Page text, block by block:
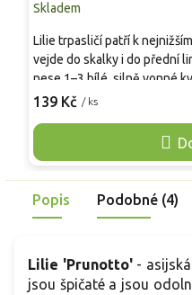
Skladem
139 Kč / ks
Lilie trpasličí patří k
vejde do skalky i do přední
nese 1–3 bílé, silně vonné
purpurovým rubem. Oproti
posezení. Nejlépe vyniká ve
květináči s drenáží, kde je
zimní ochrana se vyplácí.
Popis Podobné (4)
Lilie 'Prunotto'- asijská
jsou špičaté a jsou